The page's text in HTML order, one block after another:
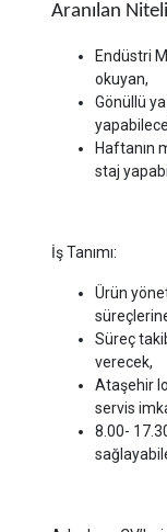
Aranılan
Endüstri
okuyan,
Gönüllü
Haftanın
staj
İş Tanımı:
Ürün
Süreç
verecek,
Ataşehir
servis
8.00-